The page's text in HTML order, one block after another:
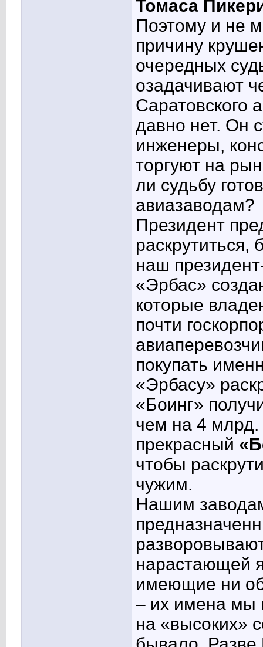
Томаса
Поэтому и не
причину
очередных
озадачивают
Саратовского
давно нет. Он
инженеры,
торгуют на
ли судьбу
авиазаводам?
Президент
раскрутиться,
наш
«Эрбас»
которые
почти
покупать
«Эрбасу»
«Боинг»
чем на 4 млрд.
прекрасный
чтобы
чужим.
Нашим
нарастающей
имеющие ни
– их имена мы
на «высоких»